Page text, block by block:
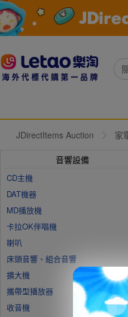
JDirectItems Auction 家
音響設備
CD主機
DAT機器
MD播放機
卡拉OK伴唱機
喇叭
床頭音響、組合音響
擴大機
攜帶型播放器
收音機